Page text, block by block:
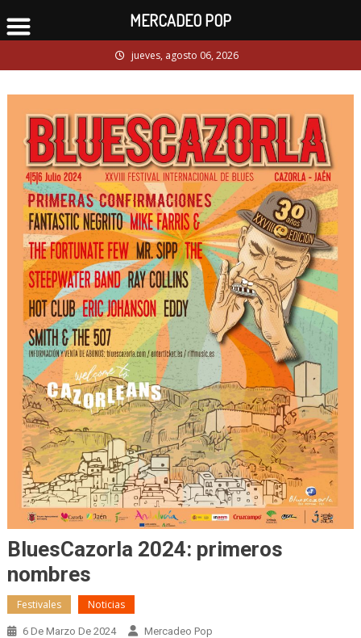
to
jueves, agosto 06, 2026
BluesCazorla 2024: primeros
nombres
Festivales Noticias
6 De Marzo De 2024 Mercadeo Pop
MERCADEO POP